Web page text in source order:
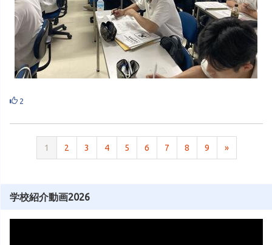
2
1 2 3 4 5 6 7 8 9 »
学校紹介動画2026